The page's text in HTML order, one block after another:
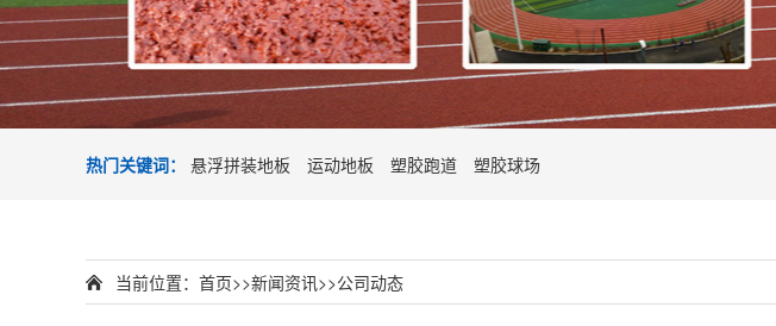
热门关键词： 悬浮拼装地板 运动地板 塑胶跑道 塑胶球场
当前位置： 首页>>新闻资讯>>公司动态